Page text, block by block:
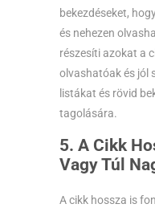
bekezdéseket,
és nehezen
részesíti azokat a
olvashatóak és jól
listákat és rövid
tagolására.
5. A Cikk
Vagy Túl
A cikk hossza is